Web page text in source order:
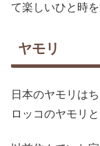
て楽しいひと時
ヤモリ
日本のヤモリは
ロッコのヤモリ